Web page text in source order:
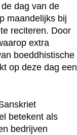
dag van de
maandelijks bij
reciteren. Door
extra
boeddhistische
op deze dag een
betekent als
bedrijven